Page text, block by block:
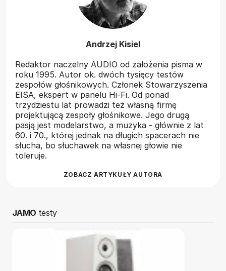
Andrzej Kisiel
Redaktor naczelny AUDIO od założenia pisma w
roku 1995. Autor ok. dwóch tysięcy testów
zespołów głośnikowych. Członek Stowarzyszenia
EISA, ekspert w panelu Hi-Fi. Od ponad
trzydziestu lat prowadzi też własną firmę
projektującą zespoły głośnikowe. Jego drugą
pasją jest modelarstwo, a muzyka - głównie z lat
60. i 70., której jednak na długich spacerach nie
słucha, bo słuchawek na własnej głowie nie
toleruje.
ZOBACZ ARTYKUŁY AUTORA
JAMO testy